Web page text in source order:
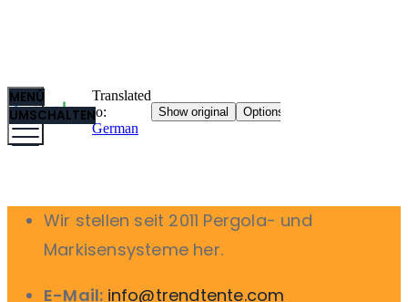
Wir stellen seit 2011 Pergola- und
Markisensysteme her.
E-Mail: info@trendtente.com
MENÜ
UMSCHALTEN